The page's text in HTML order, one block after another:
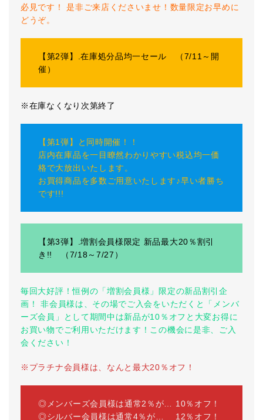
必見です！ 是非ご来店くださいませ！数量限定お早めに
どうぞ。
【第2弾】.在庫処分品均一セール （7/11～開
催）
※在庫なくなり次第終了
【第1弾】と同時開催！！
店内在庫品を一目瞭然わかりやすい税込均一価
格で大放出いたします。
お買得商品を多数ご用意いたします♪早い者勝ち
です!!!
【第3弾】.増割会員様限定 新品最大20％割引
き!! （7/18～7/27）
毎回大好評！恒例の「増割会員様」限定の新品割引企
画！ 非会員様は、その場でご入会をいただくと「メンバ
ーズ会員」として期間中は新品が10％オフと大変お得に
お買い物でご利用いただけます！この機会に是非、ご入
会ください！
※プラチナ会員様は、なんと最大20％オフ！
◎メンバーズ会員様は通常2％が… 10％オフ！
◎シルバー会員様は通常4％が… 12％オフ！